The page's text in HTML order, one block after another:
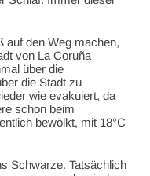
auf den Weg machen,
von La Coruña
über die
die Stadt zu
wie evakuiert, da
schon beim
bewölkt, mit 18°C
Schwarze. Tatsächlich